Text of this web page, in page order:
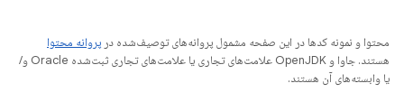
محتوا و نمونه کدها در این صفحه مشمول پروانه‌های توصیف‌شده در پروانه محتوا
هستند. جاوا و OpenJDK علامت‌های تجاری یا علامت‌های تجاری ثبت‌شده Oracle و/
یا وابسته‌های آن هستند.